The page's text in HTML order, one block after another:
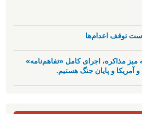
توقف اعدام‌ها
مذاکره، اجرای کامل «تفاهم‌نامه»
و پایان جنگ هستیم.